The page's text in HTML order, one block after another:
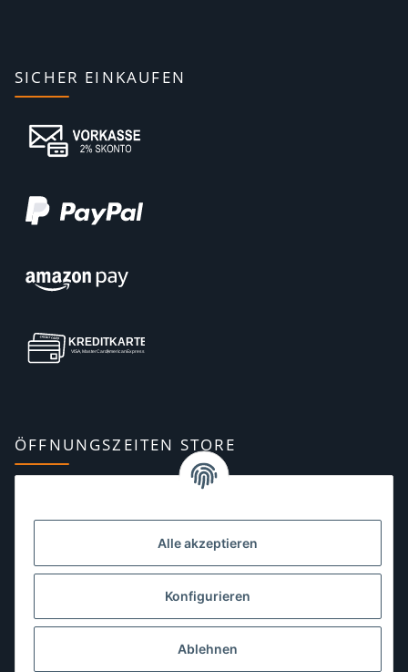
Alle akzeptieren
Konfigurieren
Ablehnen
SICHER EINKAUFEN
ÖFFNUNGSZEITEN STORE
10:00–13:00, 14:00–18:00 Uhr
Dienstag:10:00–13:00, 14:00–16:00 Uhr
10:00–13:00 Uhr
Freitag:10:00–13:00, 14:00–18:00 Uhr